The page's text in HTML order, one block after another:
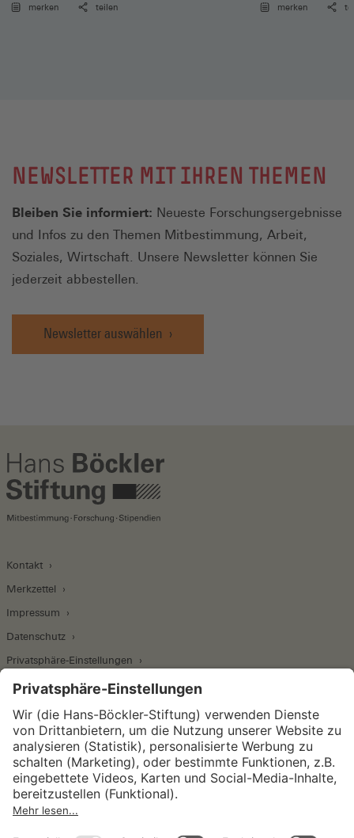
merken
teilen
merken
NEWSLETTER MIT IHREN THEMEN
Bleiben Sie informiert: Neueste Forschungsergebnisse
und Infos zu den Themen Mitbestimmung, Arbeit,
Soziales, Wirtschaft. Unsere Newsletter können Sie
jederzeit abbestellen.
Newsletter auswählen
Kontakt
Merkzettel
Impressum
Datenschutz
Privatsphäre-Einstellungen
Wirtschafts- und Sozialwissenschaftliches Institut
Institut für Makroökonomie und
Konjunkturforschung